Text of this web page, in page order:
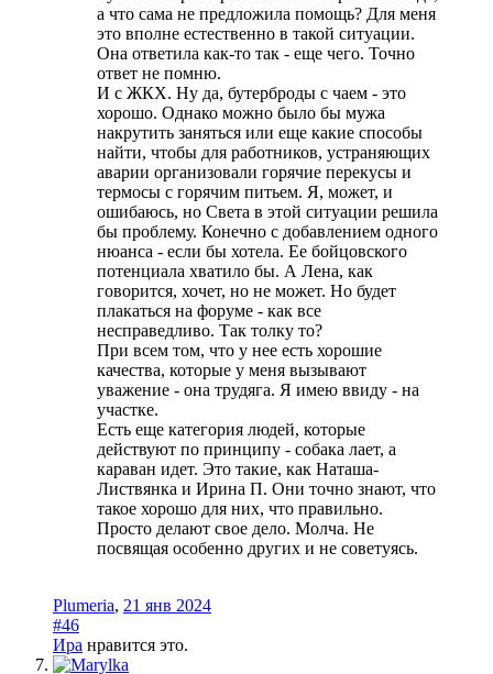
а что сама не предложила помощь? Для меня
это вполне естественно в такой ситуации.
Она ответила как-то так - еще чего. Точно
ответ не помню.
И с ЖКХ. Ну да, бутерброды с чаем - это
хорошо. Однако можно было бы мужа
накрутить заняться или еще какие способы
найти, чтобы для работников, устраняющих
аварии организовали горячие перекусы и
термосы с горячим питьем. Я, может, и
ошибаюсь, но Света в этой ситуации решила
бы проблему. Конечно с добавлением одного
нюанса - если бы хотела. Ее бойцовского
потенциала хватило бы. А Лена, как
говорится, хочет, но не может. Но будет
плакаться на форуме - как все
несправедливо. Так толку то?
При всем том, что у нее есть хорошие
качества, которые у меня вызывают
уважение - она трудяга. Я имею ввиду - на
участке.
Есть еще категория людей, которые
действуют по принципу - собака лает, а
караван идет. Это такие, как Наташа-
Листвянка и Ирина П. Они точно знают, что
такое хорошо для них, что правильно.
Просто делают свое дело. Молча. Не
посвящая особенно других и не советуясь.
Plumeria, 21 янв 2024
#46
Ира нравится это.